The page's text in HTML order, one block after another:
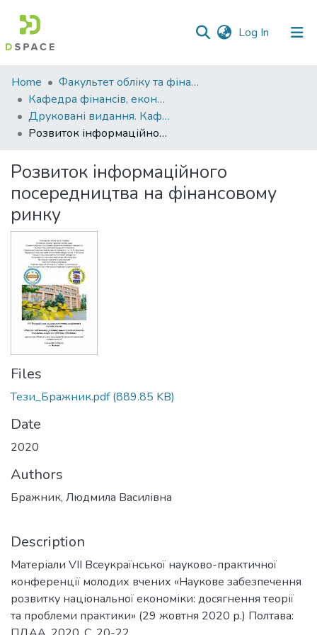
Log In (current)
Communities
&
Collections
Statistics
Home
Факультет обліку та фінансів
Кафедра фінансів, економічних досліджень і туризму
Друковані видання. Кафедра фінансів, економічних досліджень і туризму
Розвиток інформаційного посередництва на фінансовому ринку
Розвиток інформаційного
посередництва на фінансовому
ринку
Files
Тези_Бражник.pdf(889.85 KB)
Date
2020
Authors
Бражник, Людмила Василівна
Description
Матеріали VІІ Всеукраїнської науково-практичної
конференції молодих вчених «Наукове забезпечення
розвитку національної економіки: досягнення теорії
та проблеми практики» (29 жовтня 2020 р.) Полтава: